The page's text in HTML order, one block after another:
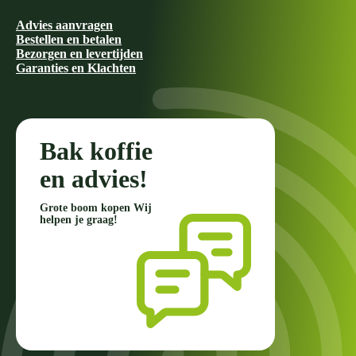
Advies aanvragen
Bestellen en betalen
Bezorgen en levertijden
Garanties en Klachten
Bak koffie
en advies!
Grote boom kopen Wij
helpen je graag!